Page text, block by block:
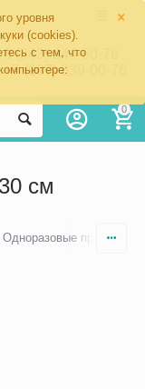
×
уровня
(cookies).
с тем, что
8 (343) 344-60-76
+7 (967) 639-00-76
0
см
Одноразовые простыни